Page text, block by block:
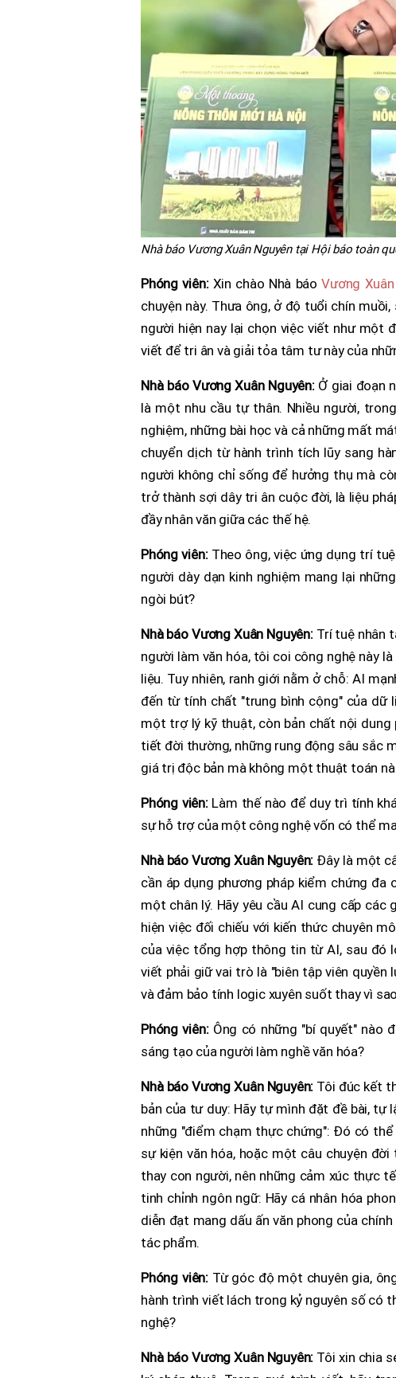
Nhà báo Vương Xuân Nguyên tại Hội báo toàn
Phóng viên:Xin chào Nhà báoVương
chuyện này. Thưa ông, ở độ tuổi chín
người hiện nay lại chọn việc viết như một
viết để tri ân và giải tỏa tâm tư này của
Nhà báo Vương Xuân Nguyên:Ở giai đoạn
là một nhu cầu tự thân. Nhiều người,
nghiệm, những bài học và cả những mất
chuyển dịch từ hành trình tích lũy sang
người không chỉ sống để hưởng thụ mà
trở thành sợi dây tri ân cuộc đời, là liệu
đầy nhân văn giữa các thế hệ.
Phóng viên:Theo ông, việc ứng dụng trí
người dày dạn kinh nghiệm mang lại
ngòi bút?
Nhà báo Vương Xuân Nguyên:Trí tuệ nhân
người làm văn hóa, tôi coi công nghệ này
liệu. Tuy nhiên, ranh giới nằm ở chỗ: AI
đến từ tính chất "trung bình cộng" của dữ
một trợ lý kỹ thuật, còn bản chất nội
tiết đời thường, những rung động sâu sắc
giá trị độc bản mà không một thuật toán
Phóng viên:Làm thế nào để duy trì tính
sự hỗ trợ của một công nghệ vốn có thể
Nhà báo Vương Xuân Nguyên: Đây là một
cần áp dụng phương pháp kiểm chứng
một chân lý. Hãy yêu cầu AI cung cấp
hiện việc đối chiếu với kiến thức chuyên
của việc tổng hợp thông tin từ AI, sau đó
viết phải giữ vai trò là "biên tập viên
và đảm bảo tính logic xuyên suốt thay vì
Phóng viên: Ông có những "bí quyết" nào
sáng tạo của người làm nghề văn hóa?
Nhà báo Vương Xuân Nguyên: Tôi đúc kết
bản của tư duy: Hãy tự mình đặt đề bài, tự
những "điểm chạm thực chứng": Đó có
sự kiện văn hóa, hoặc một câu chuyện
thay con người, nên những cảm xúc thực
tinh chỉnh ngôn ngữ: Hãy cá nhân hóa
diễn đạt mang dấu ấn văn phong của
tác phẩm.
Phóng viên: Từ góc độ một chuyên gia,
hành trình viết lách trong kỷ nguyên số có
nghệ?
Nhà báo Vương Xuân Nguyên: Tôi xin chia